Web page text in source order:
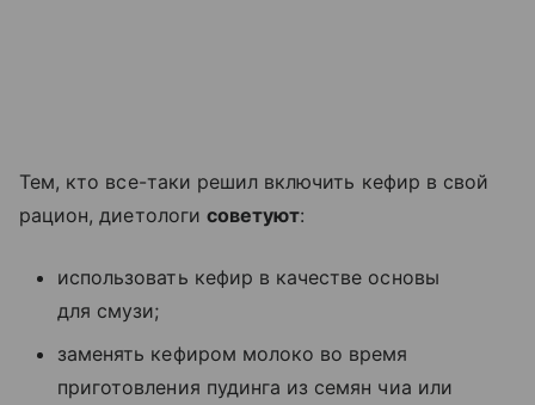
Тем, кто все-таки решил включить кефир в свой
рацион, диетологи советуют:
использовать кефир в качестве основы
для смузи;
заменять кефиром молоко во время
приготовления пудинга из семян чиа или